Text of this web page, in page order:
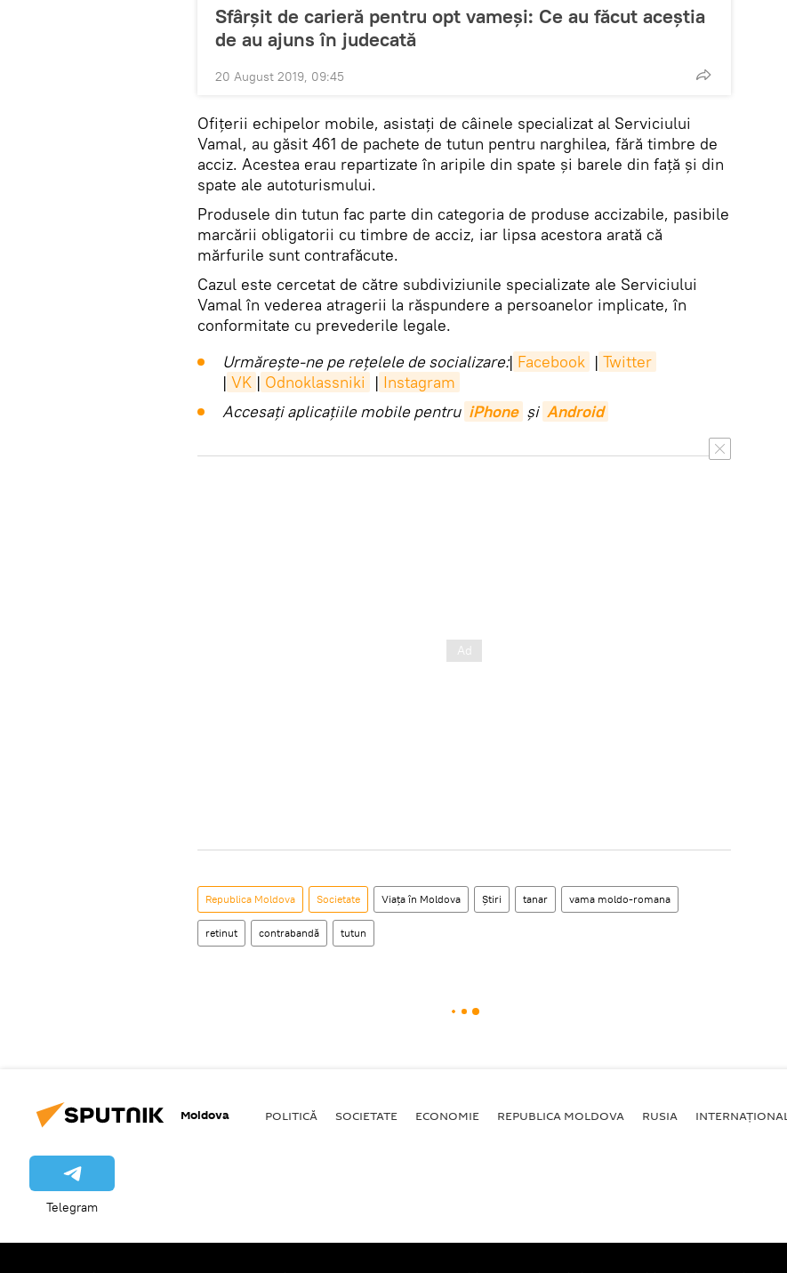
Sfârșit de carieră pentru opt vameși: Ce au făcut aceștia
de au ajuns în judecată
20 August 2019, 09:45
Ofițerii echipelor mobile, asistați de câinele specializat al Serviciului
Vamal, au găsit 461 de pachete de tutun pentru narghilea, fără timbre de
acciz. Acestea erau repartizate în aripile din spate și barele din față și din
spate ale autoturismului.
Produsele din tutun fac parte din categoria de produse accizabile, pasibile
marcării obligatorii cu timbre de acciz, iar lipsa acestora arată că
mărfurile sunt contrafăcute.
Cazul este cercetat de către subdiviziunile specializate ale Serviciului
Vamal în vederea atragerii la răspundere a persoanelor implicate, în
conformitate cu prevederile legale.
Urmărește-ne pe rețelele de socializare:| Facebook | Twitter
| VK | Odnoklassniki | Instagram
Accesaţi aplicaţiile mobile pentru iPhone și Android
Republica Moldova Societate Viața în Moldova Știri tanar vama moldo-romana
retinut contrabandă tutun
Moldova POLITICĂ SOCIETATE ECONOMIE REPUBLICA MOLDOVA RUSIA INTERNAȚIONAL
Telegram